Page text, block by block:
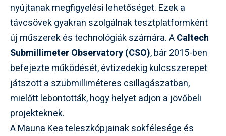
nyújtanak megfigyelési lehetőséget. Ezek a
távcsövek gyakran szolgálnak tesztplatformként
új műszerek és technológiák számára. ACaltech
Submillimeter Observatory (CSO), bár 2015-ben
befejezte működését, évtizedekig kulcsszerepet
játszott a szubmilliméteres csillagászatban,
mielőtt lebontották, hogy helyet adjon a jövőbeli
projekteknek.
A Mauna Kea teleszkópjainak sokfélesége és